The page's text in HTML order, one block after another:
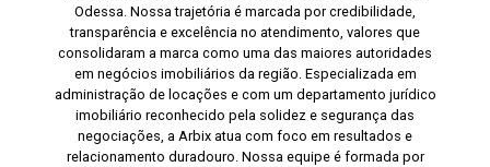
Odessa. Nossa trajetória é marcada por credibilidade,
transparência e excelência no atendimento, valores que
consolidaram a marca como uma das maiores autoridades
em negócios imobiliários da região. Especializada em
administração de locações e com um departamento jurídico
imobiliário reconhecido pela solidez e segurança das
negociações, a Arbix atua com foco em resultados e
relacionamento duradouro. Nossa equipe é formada por